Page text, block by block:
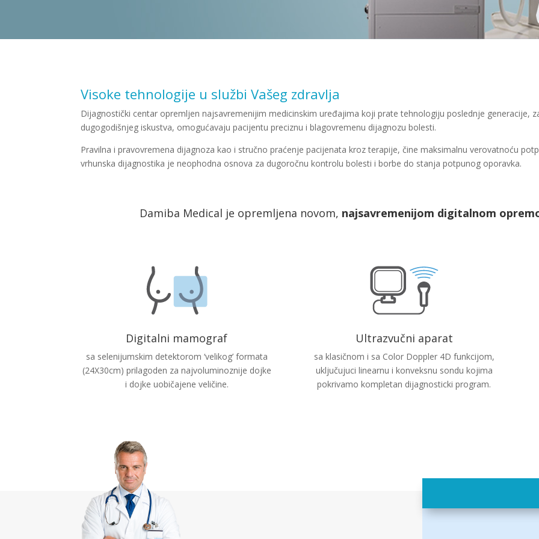
Visoke tehnologije u službi Vašeg zdravlja
Dijagnostički centar opremljen najsavremenijim medicinskim uređajima koji prate tehnologiju poslednje generacije,
dugogodišnjeg iskustva, omogućavaju pacijentu preciznu i blagovremenu dijagnozu bolesti.
Pravilna i pravovremena dijagnoza kao i stručno praćenje pacijenata kroz terapije, čine maksimalnu verovatnoću
vrhunska dijagnostika je neophodna osnova za dugoročnu kontrolu bolesti i borbe do stanja potpunog oporavka.
Damiba Medical je opremljena novom, najsavremenijom digitalnom
Digitalni mamograf
sa selenijumskim detektorom ‘velikog’ formata
(24X30cm) prilagoden za najvoluminoznije dojke
i dojke uobičajene veličine.
Ultrazvučni aparat
sa klasičnom i sa Color Doppler 4D funkcijom,
uključujuci linearnu i konveksnu sondu kojima
pokrivamo kompletan dijagnosticki program.